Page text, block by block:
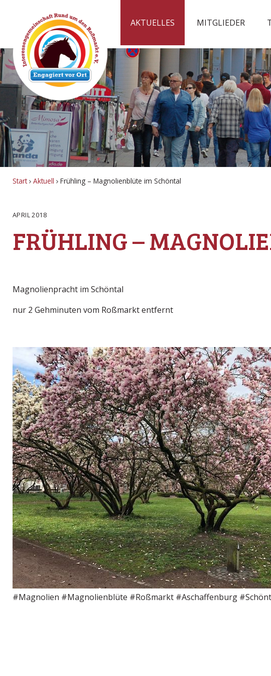
AKTUELLES MITGLIEDER
Start Aktuell Frühling – Magnolienblüte im Schöntal
APRIL 2018
FRÜHLING –
Magnolienpracht im Schöntal
nur 2 Gehminuten vom Roßmarkt entfernt
#Magnolien #Magnolienblüte #Roßmarkt #Aschaffenburg